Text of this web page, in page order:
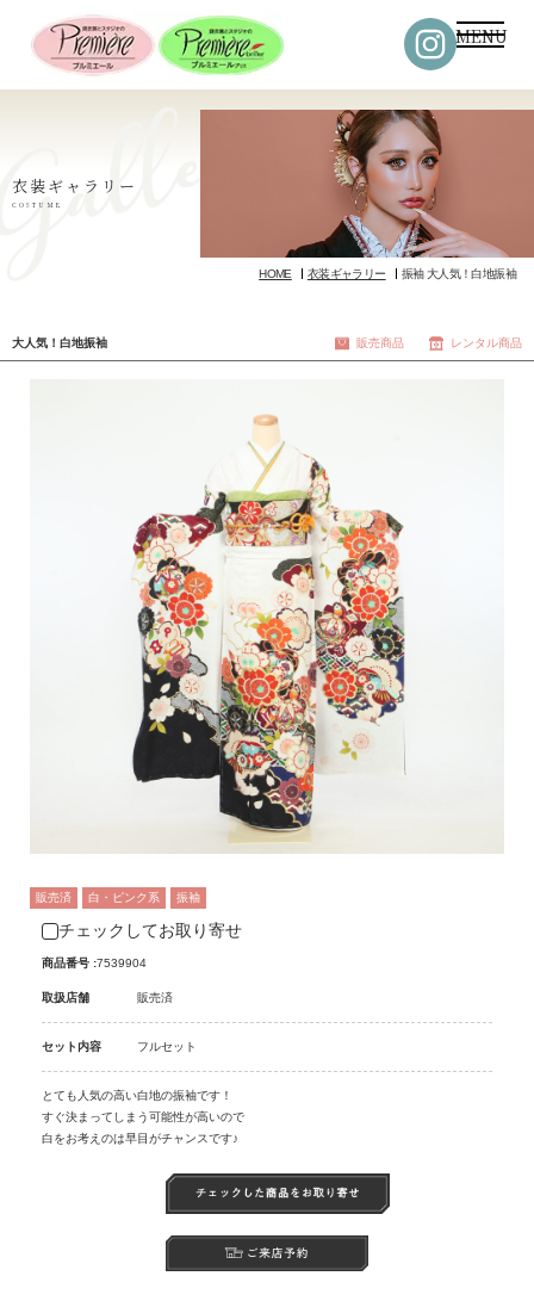
MENU
HOME 衣装ギャラリー 振袖 大人気！白地振袖
衣装ギャラリー
COSTUME
大人気！白地振袖 販売商品 レンタル商品
販売済 白・ピンク系 振袖
チェックしてお取り寄せ
商品番号 :7539904
取扱店舗 販売済
セット内容 フルセット
とても人気の高い白地の振袖です！
すぐ決まってしまう可能性が高いので
白をお考えのは早目がチャンスです♪